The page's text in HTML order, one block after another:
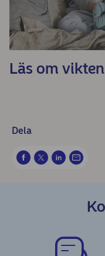
Läs om
Dela